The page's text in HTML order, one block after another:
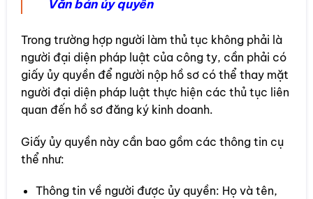
Văn bản ủy quyền
Trong trường hợp người làm thủ tục không phải là
người đại diện pháp luật của công ty, cần phải có
giấy ủy quyền để người nộp hồ sơ có thể thay mặt
người đại diện pháp luật thực hiện các thủ tục liên
quan đến hồ sơ đăng ký kinh doanh.
Giấy ủy quyền này cần bao gồm các thông tin cụ
thể như:
Thông tin về người được ủy quyền: Họ và tên,